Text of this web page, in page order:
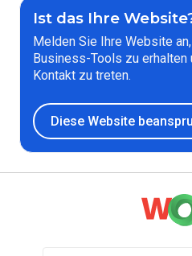
Ist das Ihre
Melden Sie Ihre Website
Business-Tools zu erhalten
Kontakt zu treten.
Diese Website